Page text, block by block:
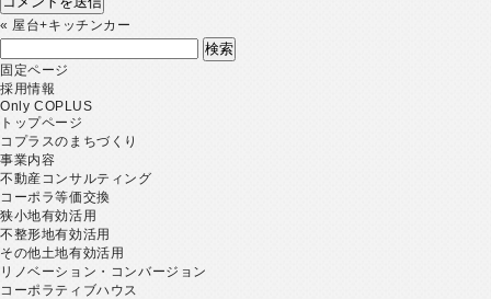
« 屋台+キッチンカー
検
索:
固定ページ
採用情報
Only COPLUS
トップページ
コプラスのまちづくり
事業内容
不動産コンサルティング
コーポラ等価交換
狭小地有効活用
不整形地有効活用
その他土地有効活用
リノベーション・コンバージョン
コーポラティブハウス